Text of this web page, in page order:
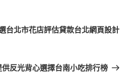
台北市花店評估貸款台北網頁設計
反光背心選擇台南小吃排行榜